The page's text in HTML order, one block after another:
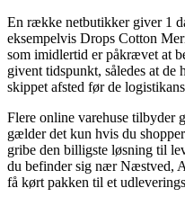
En række netbutikker giver 1
eksempelvis Drops Cotton
som imidlertid er påkrævet at
givent tidspunkt, således at de
skippet afsted før de
Flere online varehuse tilbyder
gælder det kun hvis du
gribe den billigste løsning til
du befinder sig nær Næstved,
få kørt pakken til et